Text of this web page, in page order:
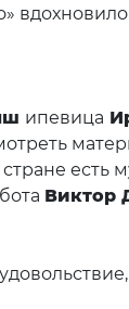
ипевица
есть